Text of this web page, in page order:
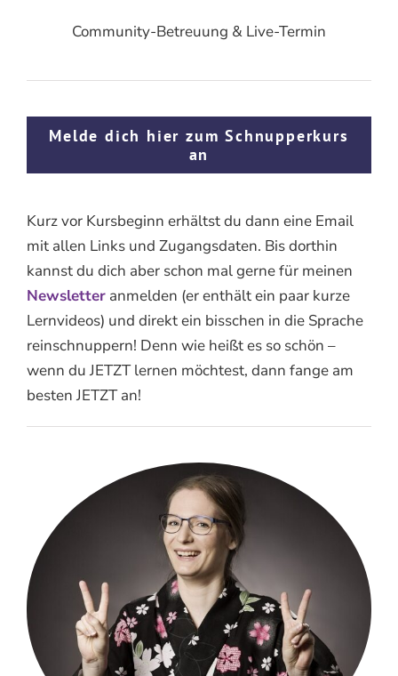
Community-Betreuung & Live-Termin
Melde dich hier zum Schnupperkurs
an
Kurz vor Kursbeginn erhältst du dann eine Email
mit allen Links und Zugangsdaten. Bis dorthin
kannst du dich aber schon mal gerne für meinen
Newsletteranmelden (er enthält ein paar kurze
Lernvideos) und direkt ein bisschen in die Sprache
reinschnuppern! Denn wie heißt es so schön –
wenn du JETZT lernen möchtest, dann fange am
besten JETZT an!